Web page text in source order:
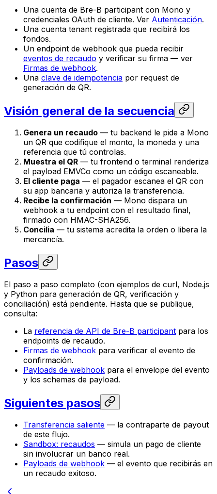
Una cuenta de Bre-B participant con Mono y
credenciales OAuth de cliente. Ver Autenticación.
Una cuenta tenant registrada que recibirá los
fondos.
Un endpoint de webhook que pueda recibir
eventos de recaudo y verificar su firma — ver
Firmas de webhook.
Una clave de idempotencia por request de
generación de QR.
Visión general de la secuencia
Genera un recaudo — tu backend le pide a Mono
un QR que codifique el monto, la moneda y una
referencia que tú controlas.
Muestra el QR — tu frontend o terminal renderiza
el payload EMVCo como un código escaneable.
El cliente paga — el pagador escanea el QR con
su app bancaria y autoriza la transferencia.
Recibe la confirmación — Mono dispara un
webhook a tu endpoint con el resultado final,
firmado con HMAC-SHA256.
Concilia — tu sistema acredita la orden o libera la
mercancía.
Pasos
El paso a paso completo (con ejemplos de curl, Node.js
y Python para generación de QR, verificación y
conciliación) está pendiente. Hasta que se publique,
consulta:
La referencia de API de Bre-B participant para los
endpoints de recaudo.
Firmas de webhook para verificar el evento de
confirmación.
Payloads de webhook para el envelope del evento
y los schemas de payload.
Siguientes pasos
Transferencia saliente — la contraparte de payout
de este flujo.
Sandbox: recaudos — simula un pago de cliente
sin involucrar un banco real.
Payloads de webhook — el evento que recibirás en
un recaudo exitoso.